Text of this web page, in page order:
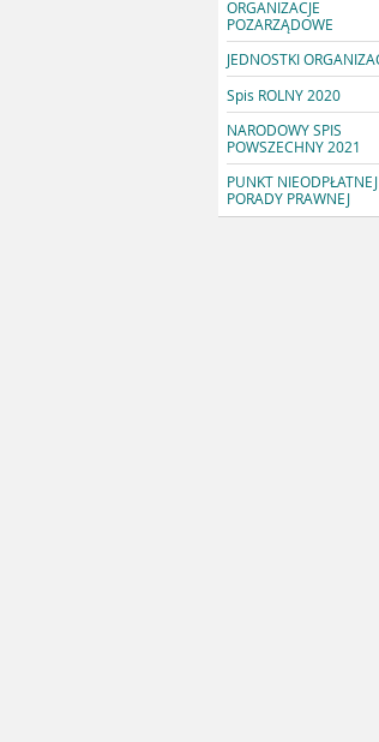
ORGANIZACJE
POZARZĄDOWE
JEDNOSTKI
Spis ROLNY 2020
NARODOWY SPIS
POWSZECHNY 2021
PUNKT NIEODPŁATNEJ
PORADY PRAWNEJ